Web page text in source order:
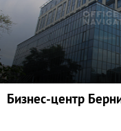
Бизнес-центр